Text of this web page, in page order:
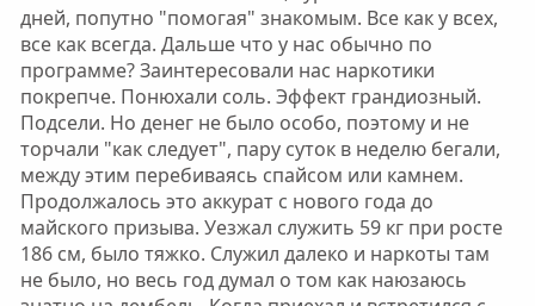
дней, попутно "помогая" знакомым. Все как у всех,
все как всегда. Дальше что у нас обычно по
программе? Заинтересовали нас наркотики
покрепче. Понюхали соль. Эффект грандиозный.
Подсели. Но денег не было особо, поэтому и не
торчали "как следует", пару суток в неделю бегали,
между этим перебиваясь спайсом или камнем.
Продолжалось это аккурат с нового года до
майского призыва. Уезжал служить 59 кг при росте
186 см, было тяжко. Служил далеко и наркоты там
не было, но весь год думал о том как наюзаюсь